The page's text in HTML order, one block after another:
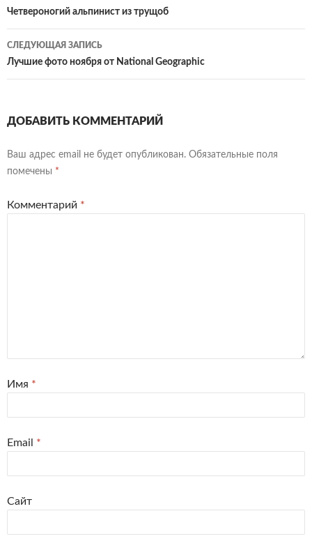
по
записям
Четвероногий альпинист из трущоб
СЛЕДУЮЩАЯ ЗАПИСЬ
Лучшие фото ноября от National Geographic
ДОБАВИТЬ КОММЕНТАРИЙ
Ваш адрес email не будет опубликован. Обязательные поля
помечены *
Комментарий *
Имя *
Email *
Сайт